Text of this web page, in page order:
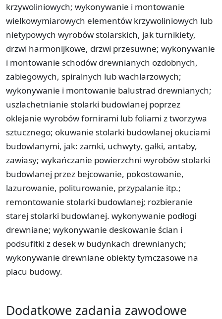
krzywoliniowych; wykonywanie i montowanie
wielkowymiarowych elementów krzywoliniowych lub
nietypowych wyrobów stolarskich, jak turnikiety,
drzwi harmonijkowe, drzwi przesuwne; wykonywanie
i montowanie schodów drewnianych ozdobnych,
zabiegowych, spiralnych lub wachlarzowych;
wykonywanie i montowanie balustrad drewnianych;
uszlachetnianie stolarki budowlanej poprzez
oklejanie wyrobów fornirami lub foliami z tworzywa
sztucznego; okuwanie stolarki budowlanej okuciami
budowlanymi, jak: zamki, uchwyty, gałki, antaby,
zawiasy; wykańczanie powierzchni wyrobów stolarki
budowlanej przez bejcowanie, pokostowanie,
lazurowanie, politurowanie, przypalanie itp.;
remontowanie stolarki budowlanej; rozbieranie
starej stolarki budowlanej. wykonywanie podłogi
drewniane; wykonywanie deskowanie ścian i
podsufitki z desek w budynkach drewnianych;
wykonywanie drewniane obiekty tymczasowe na
placu budowy.
Dodatkowe zadania zawodowe